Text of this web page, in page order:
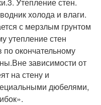
холода и влаги.
с мерзлым грунтом
утепление стен
по окончательному
зависимости от
на стену и
дюбелями,